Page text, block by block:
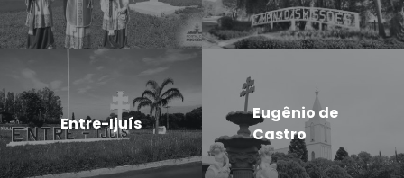
Entre-Ijuís
Eugênio de
Castro